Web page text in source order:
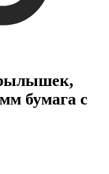
бумага с